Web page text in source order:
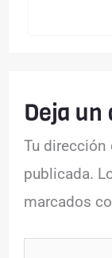
Deja
Tu dirección
publicada.
marcados